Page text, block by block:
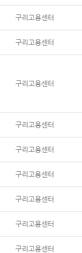
구리고용센터
구리고용센터
구리고용센터
구리고용센터
구리고용센터
구리고용센터
구리고용센터
구리고용센터
구리고용센터